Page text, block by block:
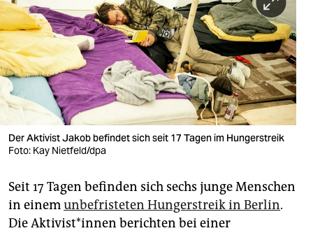
berlin
nord
wahrheit
verlag
verlag
shop
fragen & hilfe
Der Aktivist Jakob befindet sich seit 17 Tagen im Hungerstreik
Foto: Kay Nietfeld/dpa
Seit 17 Tagen befinden sich sechs junge Menschen
in einemunbefristeten Hungerstreik in Berlin.
Die Ak­ti­vis­t*in­nen berichten bei einer